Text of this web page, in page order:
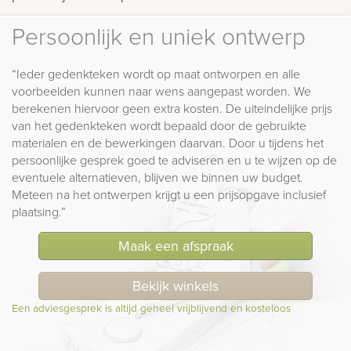
Persoonlijk en uniek ontwerp
“Ieder gedenkteken wordt op maat ontworpen en alle
voorbeelden kunnen naar wens aangepast worden. We
berekenen hiervoor geen extra kosten. De uiteindelijke prijs
van het gedenkteken wordt bepaald door de gebruikte
materialen en de bewerkingen daarvan. Door u tijdens het
persoonlijke gesprek goed te adviseren en u te wijzen op de
eventuele alternatieven, blijven we binnen uw budget.
Meteen na het ontwerpen krijgt u een prijsopgave inclusief
plaatsing.”
Maak een afspraak
Bekijk winkels
Een adviesgesprek is altijd geheel vrijblijvend en kosteloos